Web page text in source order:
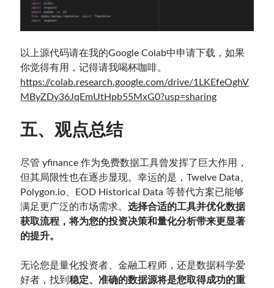
以上源代码请在我的Google Colab中申请下载，如果
你觉得有用，记得请我喝杯咖啡。
https://colab.research.google.com/drive/1LKEfeOghV
MByZDy36JqEmUtHpb55MxG0?usp=sharing
五、观点总结
尽管 yfinance 作为免费数据工具曾发挥了巨大作用，
但其局限性也在逐步显现。幸运的是，Twelve Data、
Polygon.io、EOD Historical Data 等替代方案已能够
满足更广泛的市场需求。选择合适的工具并优化数据
获取流程，将为您的投资决策和量化分析带来更显著
的提升。
无论您是量化投资者、金融工程师，还是数据科学爱
好者，找到稳定、准确的数据源将是您取得成功的重